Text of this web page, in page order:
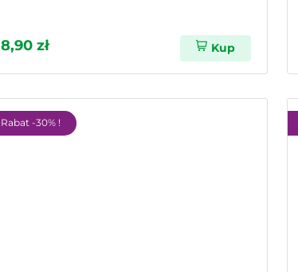
8,90 zł Kup
Rabat -30% !